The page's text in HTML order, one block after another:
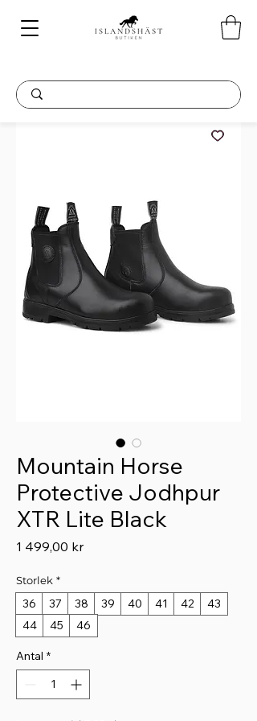
Mountain Horse
Protective Jodhpur
XTR Lite Black
1 499,00 krPris
Storlek *
36 37 38 39 40 41 42
43
44
45 46
Antal *